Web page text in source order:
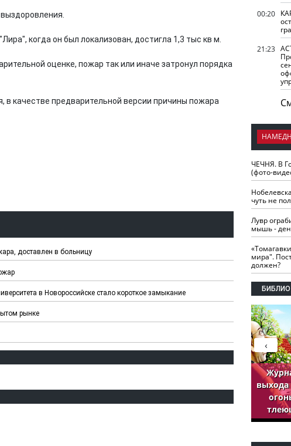
когда он был локализован, достигла 1,3 тыс кв м.
оценке, пожар так или иначе затронул порядка
в качестве предварительной версии причины пожара
доставлен в больницу
в Новороссийске стало короткое замыкание
рынке
00:20
21:23
ЧЕЧНЯ. В
(фото-
чуть не
Лувр
мышь -
мира".
должен?
‹